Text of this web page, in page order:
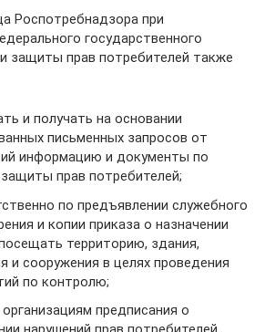
Роспотребнадзора при
государственного
защиты прав потребителей также
и получать на основании
письменных запросов от
информацию и документы по
прав потребителей;
по предъявлении служебного
и копии приказа о назначении
территорию, здания,
и сооружения в целях проведения
по контролю;
предписания о